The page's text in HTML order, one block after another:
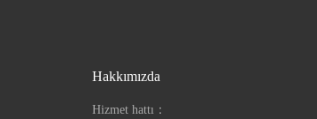
Hakkımızda
Hizmet hattı：